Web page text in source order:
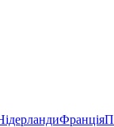
Франція